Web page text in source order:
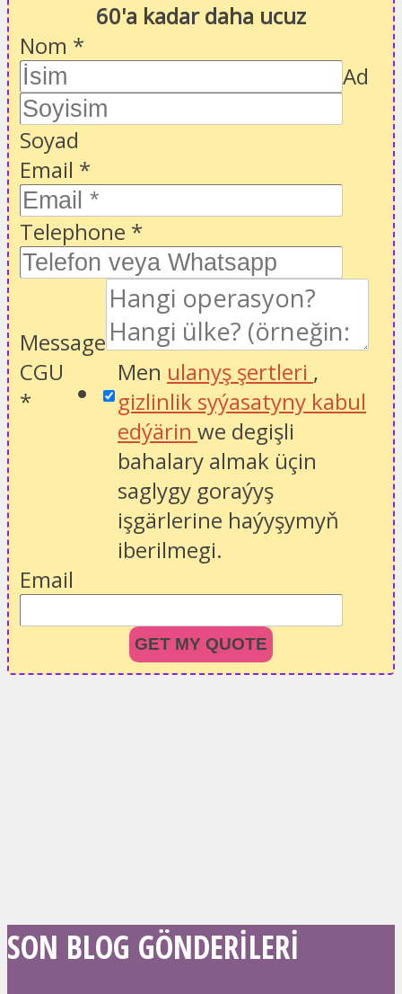
60'a kadar daha ucuz
Nom *
Ad
Soyad
Email *
Telephone *
Message
CGU
*
Men ulanyş şertleri ,
gizlinlik syýasatyny kabul
edýärin we degişli
bahalary almak üçin
saglygy goraýyş
işgärlerine haýyşymyň
iberilmegi.
Email
GET MY QUOTE
SON BLOG GÖNDERILERI